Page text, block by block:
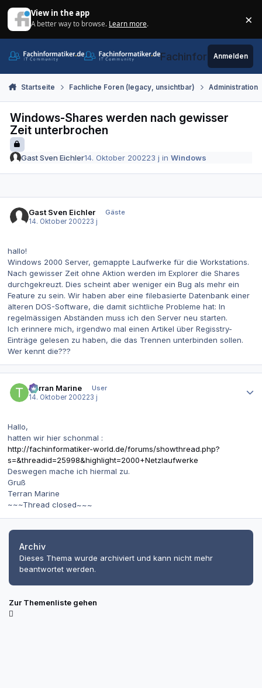
View in the app
A better way to browse. Learn more. ×
Fachinformatiker.de
Anmelden
Startseite Fachliche Foren (legacy, unsichtbar) Administration
Windows-Shares werden nach gewisser
Zeit unterbrochen
Gast Sven Eichler14. Oktober 200223 j inWindows
Gast Sven Eichler
Gäste
14. Oktober 200223 j
hallo!
Windows 2000 Server, gemappte Laufwerke für die Workstations.
Nach gewisser Zeit ohne Aktion werden im Explorer die Shares
durchgekreuzt. Dies scheint aber weniger ein Bug als mehr ein
Feature zu sein. Wir haben aber eine filebasierte Datenbank einer
älteren DOS-Software, die damit sichtliche Probleme hat: In
regelmässigen Abständen muss ich den Server neu starten.
Ich erinnere mich, irgendwo mal einen Artikel über Regisstry-
Einträge gelesen zu haben, die das Trennen unterbinden sollen.
Wer kennt die???
Terran Marine
User
14. Oktober 200223 j
Hallo,
hatten wir hier schonmal :
http://fachinformatiker-world.de/forums/showthread.php?
s=&threadid=25998&highlight=2000+Netzlaufwerke
Deswegen mache ich hiermal zu.
Gruß
Terran Marine
~~~Thread closed~~~
Archiv
Dieses Thema wurde archiviert und kann nicht mehr
beantwortet werden.
Zur Themenliste gehen